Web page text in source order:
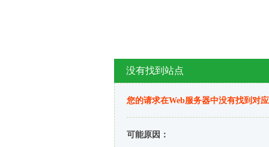
没有找到站点
您的请求在Web服务器中没有找到对
可能原因：